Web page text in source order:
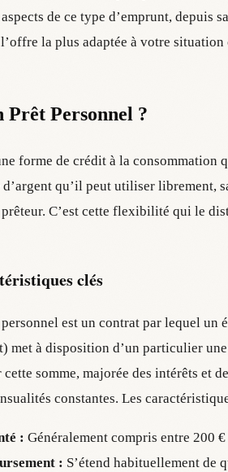
de ce type d’emprunt, depuis
la plus adaptée à votre
Prêt Personnel ?
forme de crédit à la consommation
d’argent qu’il peut utiliser librement,
prêteur. C’est cette flexibilité qui le
clés
est un contrat par lequel un
met à disposition d’un particulier
cette somme, majorée des intérêts et
constantes. Les
: Généralement compris entre 200
: S’étend habituellement de